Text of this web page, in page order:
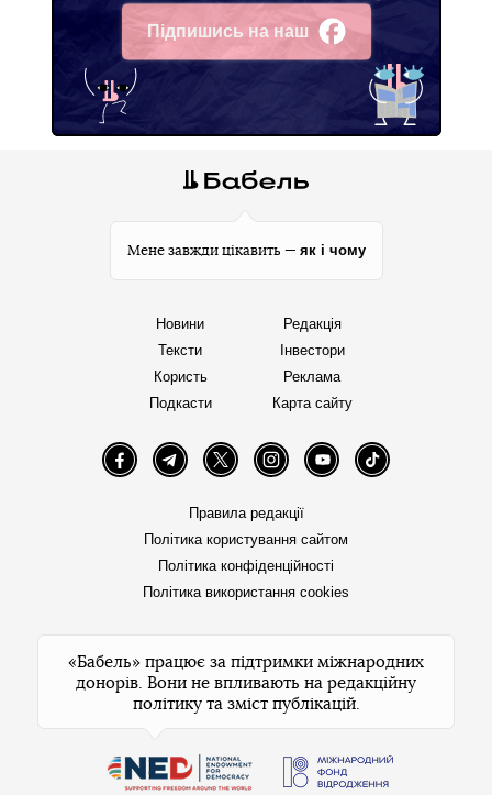
Підпишись на наш
Facebook
Мене завжди цікавить — як і чому
Новини
Тексти
Користь
Подкасти
Редакція
Інвестори
Реклама
Карта сайту
FacebookTelegramTwitter InstagramYouTube TikTok
Правила редакції
Політика користування сайтом
Політика конфіденційності
Політика використання cookies
«Бабель» працює за підтримки міжнародних
донорів. Вони не впливають на редакційну
політику та зміст публікацій.